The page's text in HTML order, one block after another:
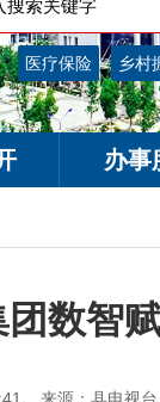
医疗保险 乡村
办事
团数智